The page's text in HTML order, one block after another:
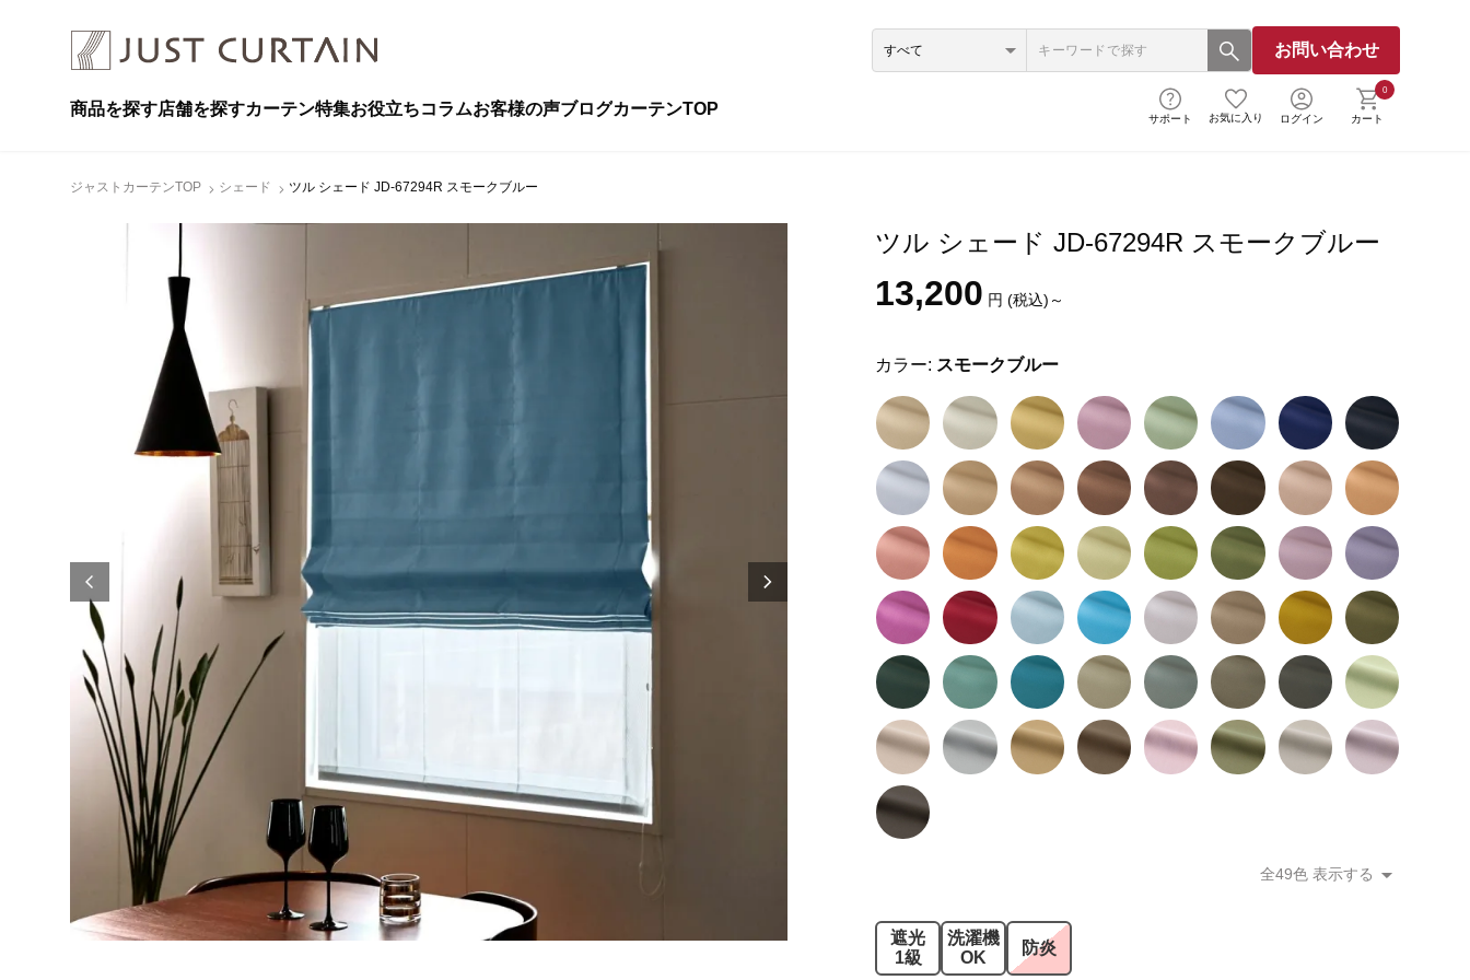
お問い合わせ
商品を探す店舗を探すカーテン特集お役立ちコラムお客様の声ブログカーテンTOP
サポート お気に入り ログイン
0
カート
ジャストカーテンTOP シェード ツル シェード JD-67294R スモークブルー
ツル シェード JD-67294R スモークブルー
13,200 円 (税込)～
カラー: スモークブルー
全49色 表示する
遮光
1級
洗濯機
OK
防炎